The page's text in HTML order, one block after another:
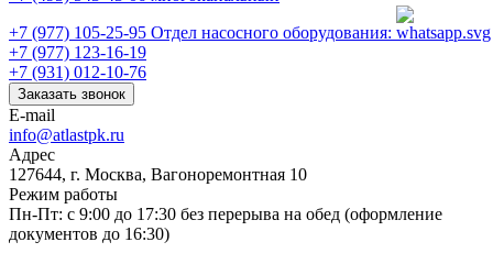
+7 (977) 105-25-95 Отдел насосного оборудования:
+7 (977) 123-16-19
+7 (931) 012-10-76
Заказать звонок
E-mail
info@atlastpk.ru
Адрес
127644, г. Москва, Вагоноремонтная 10
Режим работы
Пн-Пт: с 9:00 до 17:30 без перерыва на обед (оформление
документов до 16:30)